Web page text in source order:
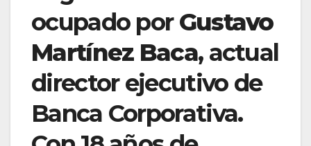
ocupado porGustavo
Martínez Baca, actual
director ejecutivo de
Banca Corporativa.